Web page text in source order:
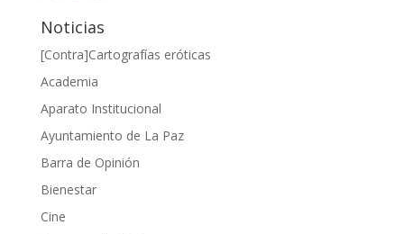
Noticias
[Contra]Cartografías eróticas
Academia
Aparato Institucional
Ayuntamiento de La Paz
Barra de Opinión
Bienestar
Cine